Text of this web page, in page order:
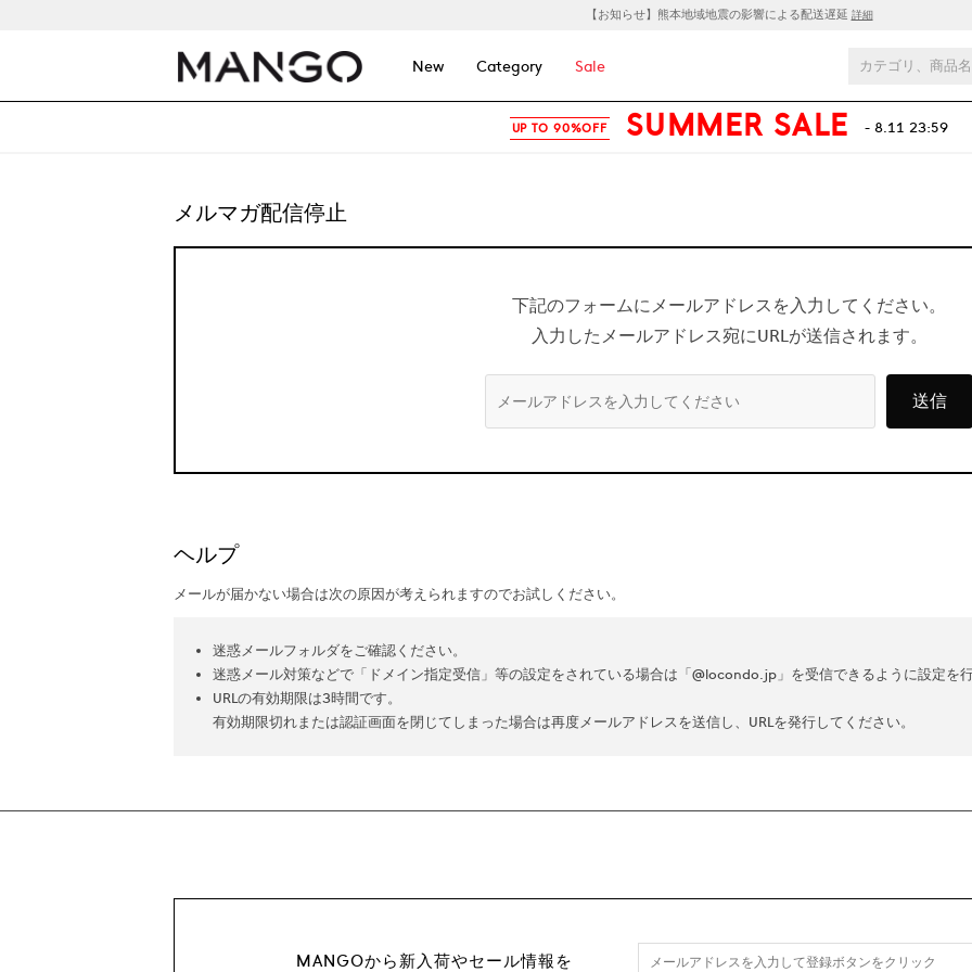
【お知らせ】熊本地域地震の影響による配送遅延 詳細
New Category Sale
UP TO 90%OFF SUMMER SALE - 8.11 23:59
メルマガ配信停止
下記のフォームにメールアドレスを入力してください。
入力したメールアドレス宛にURLが送信されます。
送信
ヘルプ
メールが届かない場合は次の原因が考えられますのでお試しください。
迷惑メールフォルダをご確認ください。
迷惑メール対策などで「ドメイン指定受信」等の設定をされている場合は「@locondo.jp」を受信できるように設定を行
URLの有効期限は3時間です。
有効期限切れまたは認証画面を閉じてしまった場合は再度メールアドレスを送信し、URLを発行してください。
MANGOから新入荷やセール情報を